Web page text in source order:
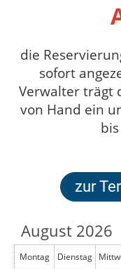
die
sofort
Verwalter trägt
von Hand ein
zur
August 2026
Montag Dienstag